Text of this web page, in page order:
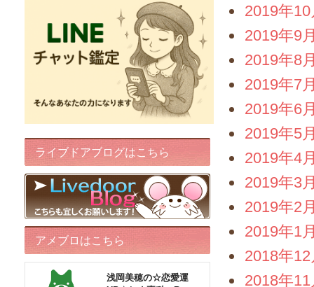
2019年10
2019年9
2019年8
2019年7
2019年6
2019年5
2019年4
2019年3
2019年2
2019年1
2018年12
2018年11
ライブドアブログはこちら
アメブロはこちら